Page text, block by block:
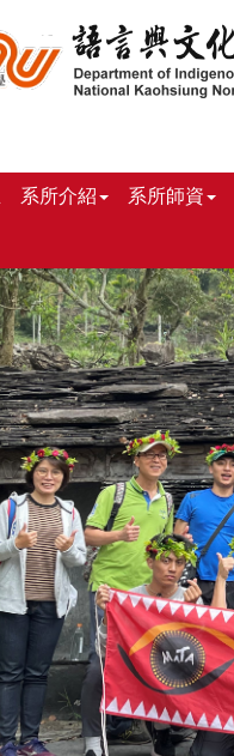
系所介紹 系所師資